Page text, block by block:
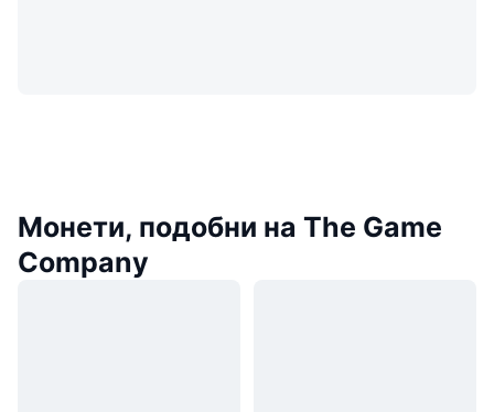
Монети, подобни на The Game
Company